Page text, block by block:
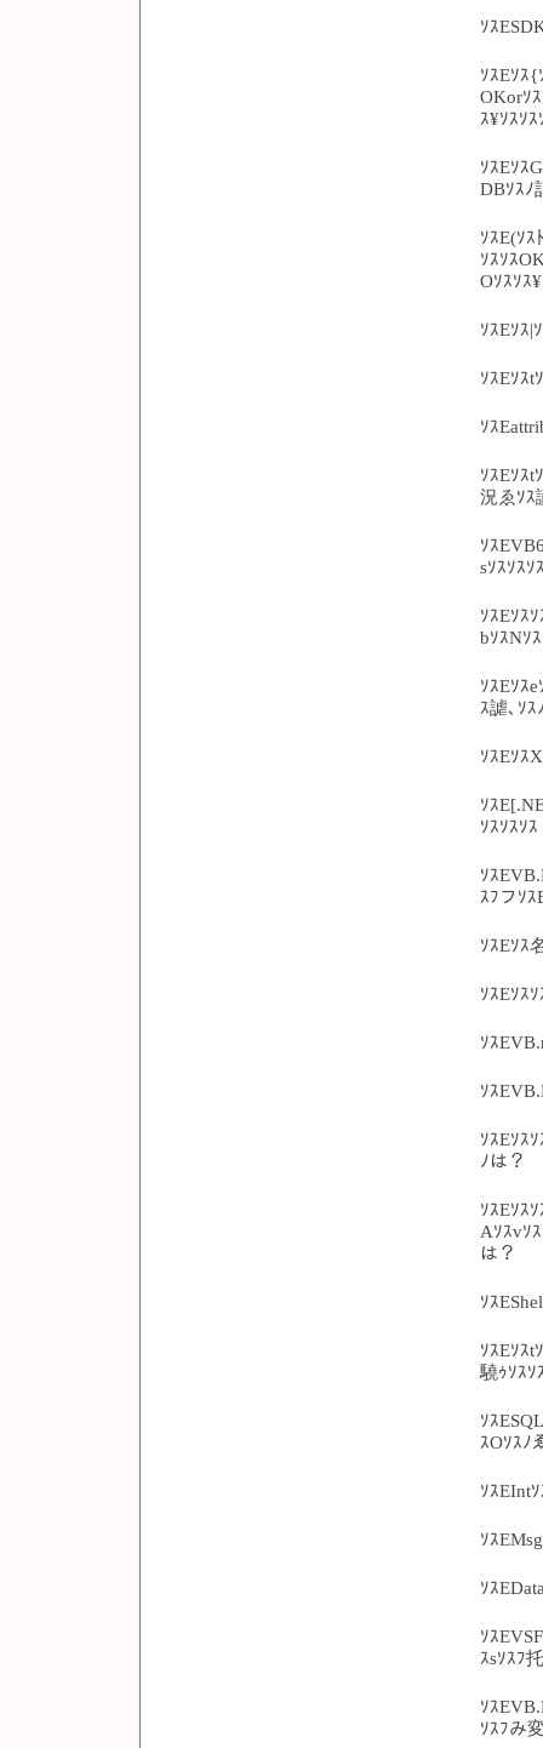
ｿｽ
ｿｽEｿｽ{
OKorｿ
ｽ¥ｿｽｿ
ｿｽEｿｽ
DBｿｽﾉ
ｿｽE(ｿｽ
ｿｽｿｽ
Oｿｽｿｽ
ｿｽEｿｽ|
ｿｽEｿｽt
ｿｽ
ｿｽEｿｽt
況ゑｿｽ
ｿｽ
sｿｽｿｽｿ
ｿｽEｿｽ
bｿｽNｿ
ｿｽEｿｽ
ｽ謔､ｿｽ
ｿｽEｿｽ
ｿｽ
ｿｽｿｽｿｽ
ｿｽ
ｽﾌフｿｽ
ｿｽEｿｽ
ｿｽEｿｽ
ｿｽ
ｿｽ
ｿｽEｿｽ
ﾉは？
ｿｽEｿｽ
Aｿｽvｿ
は？
ｿｽ
ｿｽEｿｽt
驍ｩｿｽｿ
ｿｽ
ｽOｿｽﾉ
ｿｽEInt
ｿｽ
ｿｽ
ｿｽ
ｽsｿｽﾌ
ｿｽ
ｿｽﾌみ